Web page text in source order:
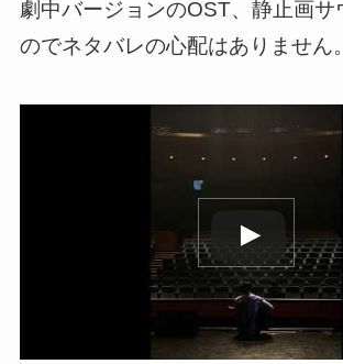
劇中バージョンのOST、静止画サ
のでネタバレの心配はありません。
この動画を YouTube で視聴